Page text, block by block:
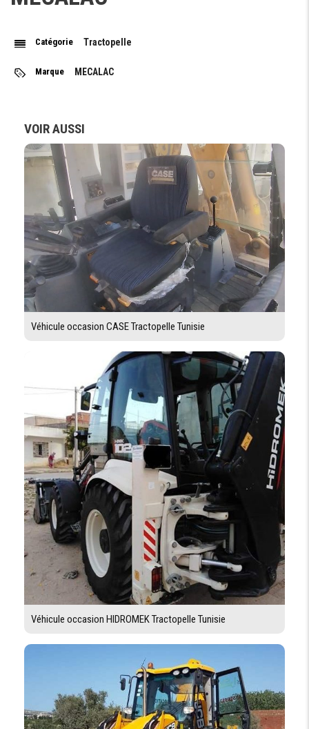
Catégorie Tractopelle
Marque MECALAC
VOIR AUSSI
Véhicule occasion CASE Tractopelle Tunisie
Véhicule occasion HIDROMEK Tractopelle Tunisie